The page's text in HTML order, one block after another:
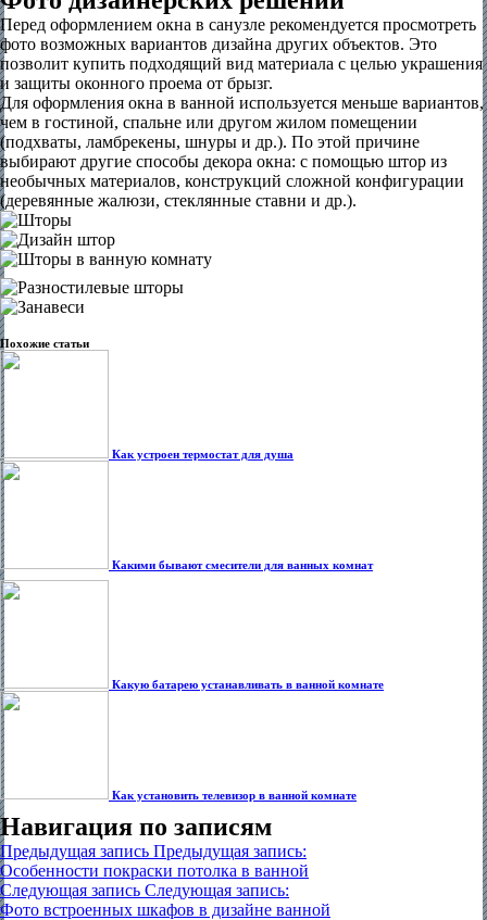
Перед оформлением окна в санузле рекомендуется просмотреть
фото возможных вариантов дизайна других объектов. Это
позволит купить подходящий вид материала с целью украшения
и защиты оконного проема от брызг.
Для оформления окна в ванной используется меньше вариантов,
чем в гостиной, спальне или другом жилом помещении
(подхваты, ламбрекены, шнуры и др.). По этой причине
выбирают другие способы декора окна: с помощью штор из
необычных материалов, конструкций сложной конфигурации
(деревянные жалюзи, стеклянные ставни и др.).
Похожие статьи
Как устроен термостат для душа
Какими бывают смесители для ванных комнат
Какую батарею устанавливать в ванной комнате
Как установить телевизор в ванной комнате
Навигация по записям
Предыдущая запись Предыдущая запись:
Особенности покраски потолка в ванной
Следующая запись Следующая запись:
Фото встроенных шкафов в дизайне ванной